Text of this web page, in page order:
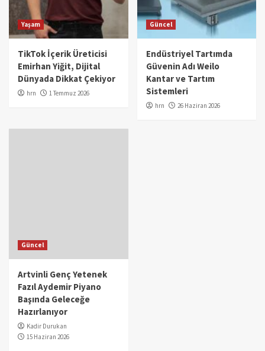
Yaşam
TikTok İçerik Üreticisi
Emirhan Yiğit, Dijital
Dünyada Dikkat Çekiyor
hrn 1 Temmuz 2026
Güncel
Endüstriyel Tartımda
Güvenin Adı Weilo
Kantar ve Tartım
Sistemleri
hrn 26 Haziran 2026
Güncel
Artvinli Genç Yetenek
Fazıl Aydemir Piyano
Başında Geleceğe
Hazırlanıyor
Kadir Durukan
15 Haziran 2026